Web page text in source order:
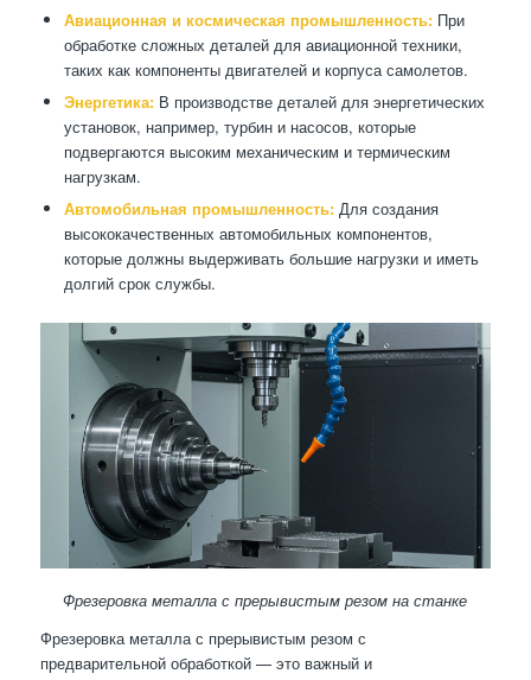
Авиационная и космическая промышленность:При
обработке сложных деталей для авиационной техники,
таких как компоненты двигателей и корпуса самолетов.
Энергетика:В производстве деталей для энергетических
установок, например, турбин и насосов, которые
подвергаются высоким механическим и термическим
нагрузкам.
Автомобильная промышленность:Для создания
высококачественных автомобильных компонентов,
которые должны выдерживать большие нагрузки и иметь
долгий срок службы.
Фрезеровка металла с прерывистым резом на станке
Фрезеровка металла с прерывистым резом с
предварительной обработкой — это важный и